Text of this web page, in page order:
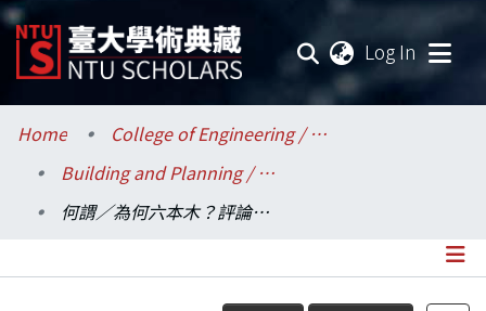
Log In
Communities & Collections
Research Outputs
Home
College of Engineering / 工學院
Building and Planning / 建築與城鄉研究所
何謂／為何六本木？評論《交錯六本木：東京夜店區的消亡與全球城市再造》
Details